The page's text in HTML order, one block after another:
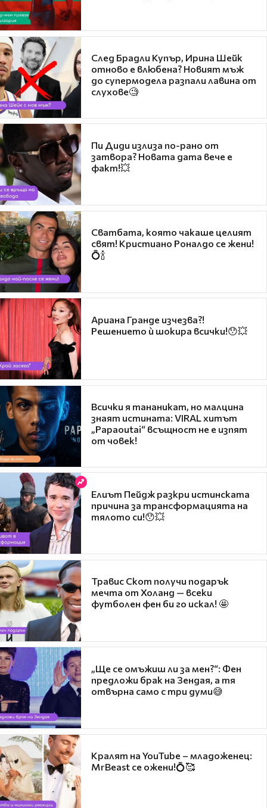
След Брадли Купър, Ирина Шейк
отново е влюбена? Новият мъж
до супермодела разпали лавина от
слухове🧐
Пи Диди излиза по-рано от
затвора? Новата дата вече е
факт!💥
Сватбата, която чакаше целият
свят! Кристиано Роналдо се жени!
💍🍾
Ариана Гранде изчезва?!
Решението ѝ шокира всички!😯💥
Всички я тананикат, но малцина
знаят истината: VIRAL хитът
„Papaoutai“ всъщност не е изпят
от човек!
Елиът Пейдж разкри истинската
причина за трансформацията на
тялото си!😯💥
Травис Скот получи подарък
мечта от Холанд — всеки
футболен фен би го искал! 🤩
„Ще се омъжиш ли за мен?“: Фен
предложи брак на Зендая, а тя
отвърна само с три думи😅
Кралят на YouTube – младоженец:
MrBeast се ожени!💍🥰